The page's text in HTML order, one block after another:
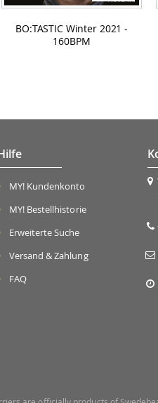
BO:TASTIC Winter 2021 -
160BPM
MY! Kundenkonto
MY! Bestellhistorie
Erweiterte Suche
Versand & Zahlung
FAQ